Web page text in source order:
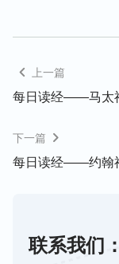
上一篇
每日读经——马太
下一篇
每日读经——约翰
联系我们：